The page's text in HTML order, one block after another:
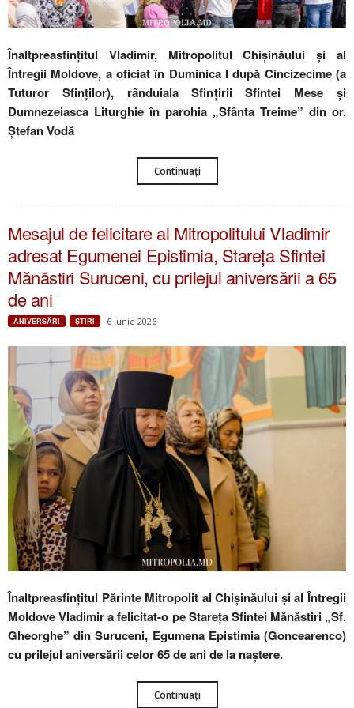
Înaltpreasfințitul Vladimir, Mitropolitul Chișinăului și al
Întregii Moldove, a oficiat în Duminica I după Cincizecime (a
Tuturor Sfinților), rânduiala Sfințirii Sfintei Mese și
Dumnezeiasca Liturghie în parohia „Sfânta Treime” din or.
Ștefan Vodă
Continuați
Mesajul de felicitare al Mitropolitului Vladimir
adresat Egumenei Epistimia, Stareța Sfintei
Mănăstiri Suruceni, cu prilejul aniversării a 65
de ani
ANIVERSĂRI ŞTIRI 6 iunie 2026
Înaltpreasfințitul Părinte Mitropolit al Chișinăului şi al Întregii
Moldove Vladimir a felicitat-o pe Stareța Sfintei Mănăstiri „Sf.
Gheorghe” din Suruceni, Egumena Epistimia (Goncearenco)
cu prilejul aniversării celor 65 de ani de la naștere.
Continuați